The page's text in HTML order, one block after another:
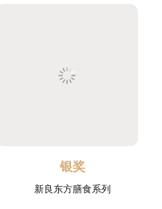
银奖
新良东方膳食系列